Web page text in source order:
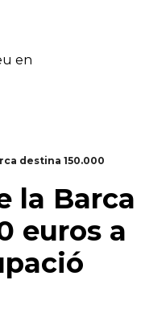
destina 150.000
la Barca
euros a